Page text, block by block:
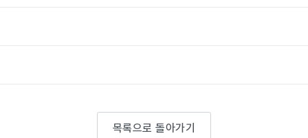
목록으로 돌아가기